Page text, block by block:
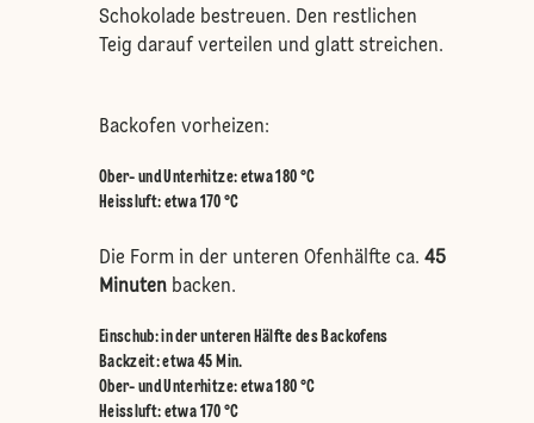
Schokolade bestreuen. Den restlichen
Teig darauf verteilen und glatt streichen.
Backofen vorheizen:
Ober- und Unterhitze: etwa 180 °C
Heissluft: etwa 170 °C
Die Form in der unteren Ofenhälfte ca. 45
Minutenbacken.
Einschub:in der unteren Hälfte des Backofens
Backzeit: etwa 45 Min.
Ober- und Unterhitze: etwa 180 °C
Heissluft: etwa 170 °C